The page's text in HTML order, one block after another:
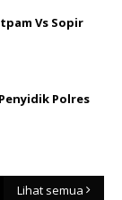
Vs Sopir
Polres
Lihat semua